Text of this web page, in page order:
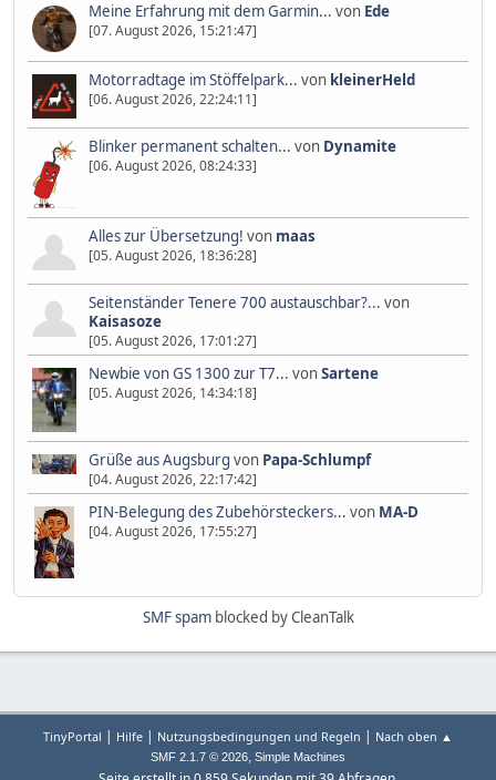
Meine Erfahrung mit dem Garmin... von Ede
[07. August 2026, 15:21:47]
Motorradtage im Stöffelpark... von kleinerHeld
[06. August 2026, 22:24:11]
Blinker permanent schalten... von Dynamite
[06. August 2026, 08:24:33]
Alles zur Übersetzung! von maas
[05. August 2026, 18:36:28]
Seitenständer Tenere 700 austauschbar?... von
Kaisasoze
[05. August 2026, 17:01:27]
Newbie von GS 1300 zur T7... vonSartene
[05. August 2026, 14:34:18]
Grüße aus Augsburg von Papa-Schlumpf
[04. August 2026, 22:17:42]
PIN-Belegung des Zubehörsteckers... von MA-D
[04. August 2026, 17:55:27]
SMF spamblocked by CleanTalk
TinyPortal | Hilfe | Nutzungsbedingungen und Regeln | Nach oben ▲
SMF 2.1.7 © 2026, Simple Machines